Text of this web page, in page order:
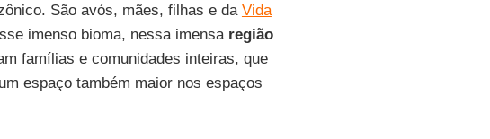
São avós, mães, filhas e da Vida
imenso bioma, nessa imensa região
famílias e comunidades inteiras, que
espaço também maior nos espaços